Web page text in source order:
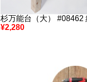
杉万能台（大） #08462
¥2,280